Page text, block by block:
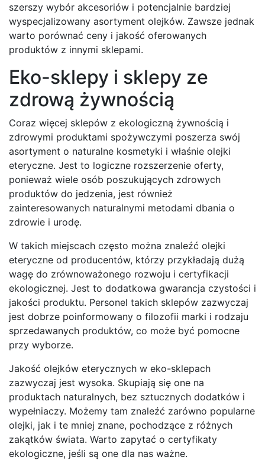
szerszy wybór akcesoriów i potencjalnie bardziej
wyspecjalizowany asortyment olejków. Zawsze jednak
warto porównać ceny i jakość oferowanych
produktów z innymi sklepami.
Eko-sklepy i sklepy ze
zdrową żywnością
Coraz więcej sklepów z ekologiczną żywnością i
zdrowymi produktami spożywczymi poszerza swój
asortyment o naturalne kosmetyki i właśnie olejki
eteryczne. Jest to logiczne rozszerzenie oferty,
ponieważ wiele osób poszukujących zdrowych
produktów do jedzenia, jest również
zainteresowanych naturalnymi metodami dbania o
zdrowie i urodę.
W takich miejscach często można znaleźć olejki
eteryczne od producentów, którzy przykładają dużą
wagę do zrównoważonego rozwoju i certyfikacji
ekologicznej. Jest to dodatkowa gwarancja czystości i
jakości produktu. Personel takich sklepów zazwyczaj
jest dobrze poinformowany o filozofii marki i rodzaju
sprzedawanych produktów, co może być pomocne
przy wyborze.
Jakość olejków eterycznych w eko-sklepach
zazwyczaj jest wysoka. Skupiają się one na
produktach naturalnych, bez sztucznych dodatków i
wypełniaczy. Możemy tam znaleźć zarówno popularne
olejki, jak i te mniej znane, pochodzące z różnych
zakątków świata. Warto zapytać o certyfikaty
ekologiczne, jeśli są one dla nas ważne.